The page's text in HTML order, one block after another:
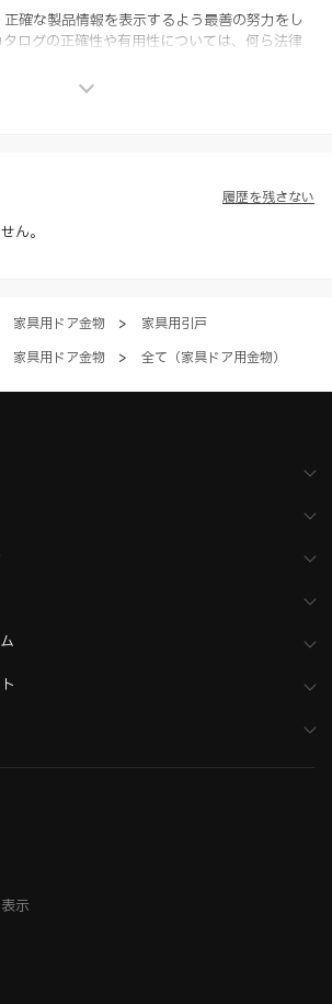
確な製品情報を表示するよう最善の努力をし
ログの正確性や有用性については、何ら法律
は販売促進目的の利用に限ります。
のご利用にあたっては、WEBサイト利用規
ー、製品情報ガイドをご確認いただき、内容の
ん。
履歴を残さない
家具用ドア金物 >
家具用引戸
家具用ドア金物 > 全て（家具ドア用金物）
示